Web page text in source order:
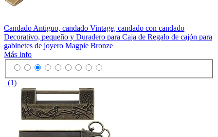
Candado Antiguo, candado Vintage, candado con candado
Decorativo, pequeño y Duradero para Caja de Regalo de cajón para
gabinetes de joyero Magpie Bronze
Más Info
(1)